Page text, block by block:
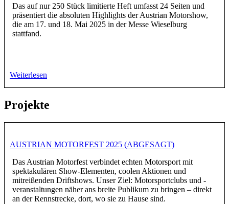
Das auf nur 250 Stück limitierte Heft umfasst 24 Seiten und
präsentiert die absoluten Highlights der Austrian Motorshow,
die am 17. und 18. Mai 2025 in der Messe Wieselburg
stattfand.
Weiterlesen
Projekte
AUSTRIAN MOTORFEST 2025 (ABGESAGT)
Das Austrian Motorfest verbindet echten Motorsport mit
spektakulären Show-Elementen, coolen Aktionen und
mitreißenden Driftshows. Unser Ziel: Motorsportclubs und -
veranstaltungen näher ans breite Publikum zu bringen – direkt
an der Rennstrecke, dort, wo sie zu Hause sind.